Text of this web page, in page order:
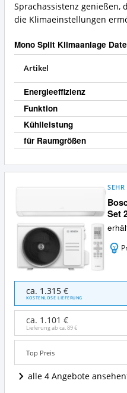
Sprachassistenz genießen,
die Klimaeinstellungen
Mono Split Klimaanlage
Artikel
Energieeffizienz
Funktion
Kühlleistung
für Raumgrößen
Set
Split
Klimaanlage
Komplett-
2,0
Angebote:
Wo
ist
ca. 1.315 €
KOSTENLOSE LIEFERUNG
ca. 1.101 €
Lieferung ab ca.89 €
Top Preis
alle 4 Angebote ansehen